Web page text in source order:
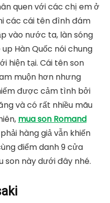
quen với các chị em ở
các cái tên đình đám
vào nước ta, làn sóng
Hàn Quốc nói chung
hiện tại. Cái tên son
muộn hơn nhưng
được cảm tình bởi
và có rất nhiều mãu
mua son Romand
hàng giả vẫn khiến
điểm danh 9 cửa
son này dưới đây nhé.